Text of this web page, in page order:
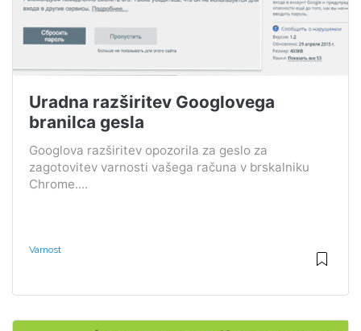
Uradna razširitev Googlovega
branilca gesla
Googlova razširitev opozorila za geslo za
zagotovitev varnosti vašega računa v brskalniku
Chrome....
Varnost